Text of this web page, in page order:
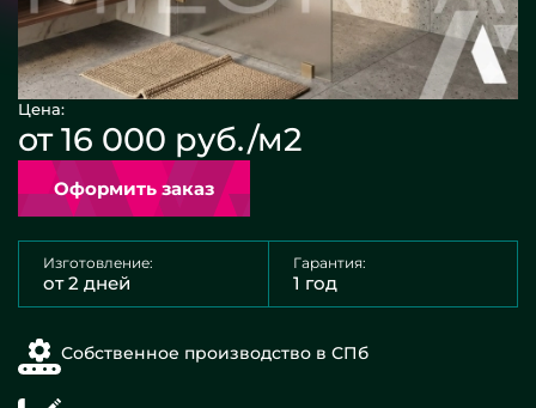
Цена:
от 16 000 руб./м2
Оформить заказ
Изготовление:
от 2 дней
Гарантия:
1 год
Собственное производство в СПб